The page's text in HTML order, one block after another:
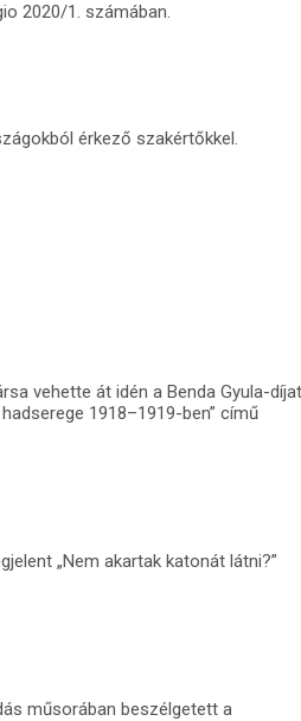
2020/1. számában.
érkező szakértőkkel.
vehette át idén a Benda Gyula-díjat
1918–1919-ben” című
„Nem akartak katonát látni?”
műsorában beszélgetett a